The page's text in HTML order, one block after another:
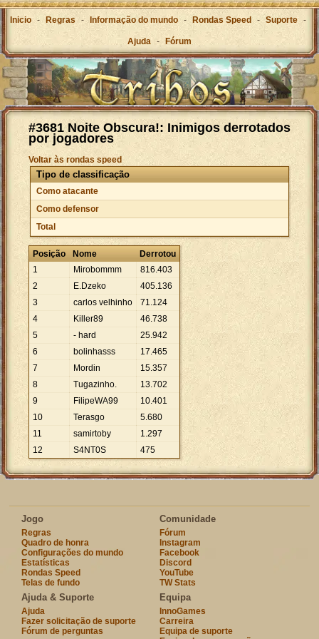
Inicio - Regras - Informação do mundo - Rondas Speed - Suporte -
Ajuda - Fórum
#3681 Noite Obscura!: Inimigos derrotados
por jogadores
Voltar às rondas speed
Tipo de classificação
Como atacante
Como defensor
Total
Posição Nome
Derrotou
1
Mirobommm 816.403
2
E.Dzeko 405.136
3
carlos velhinho 71.124
4
Killer89 46.738
5
- hard 25.942
6
bolinhasss 17.465
7
Mordin 15.357
8
Tugazinho. 13.702
9
FilipeWA99 10.401
10
Terasgo 5.680
11
samirtoby 1.297
12
S4NT0S 475
Jogo
Regras
Quadro de honra
Configurações do mundo
Estatísticas
Rondas Speed
Telas de fundo
Comunidade
Fórum
Instagram
Facebook
Discord
YouTube
TW Stats
Ajuda & Suporte
Ajuda
Fazer solicitação de suporte
Fórum de perguntas
Equipa
InnoGames
Carreira
Equipa de suporte